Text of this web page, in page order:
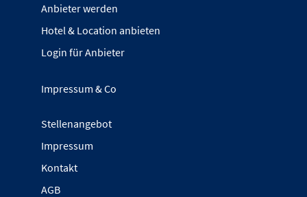
Anbieter werden
Hotel & Location anbieten
Login für Anbieter
Impressum & Co
Stellenangebot
Impressum
Kontakt
AGB